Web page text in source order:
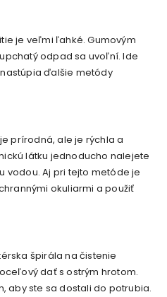
je veľmi ľahké. Gumovým
odpad sa uvoľní. Ide
ďalšie metódy
prírodná, ale je rýchla a
látku jednoducho nalejete
vodou. Aj pri tejto metóde je
okuliarmi a použiť
špirála na čistenie
dať s ostrým hrotom.
aby ste sa dostali do potrubia.